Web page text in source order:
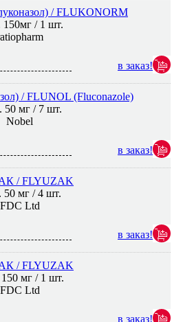
/ FLUKONORM
150мг / 1 шт.
в заказ!
/ FLUNOL (Fluconazole)
50 мг / 7 шт.
Nobel
в заказ!
/ FLYUZAK
50 мг / 4 шт.
FDC Ltd
в заказ!
/ FLYUZAK
150 мг / 1 шт.
FDC Ltd
в заказ!